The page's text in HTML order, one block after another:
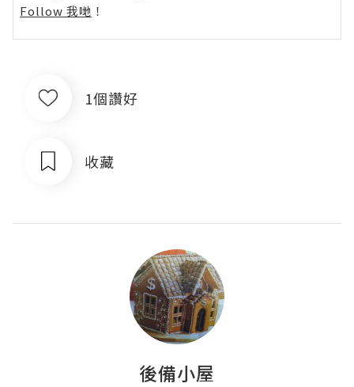
Follow 我哋 ！
1個讚好
收藏
後備小屋